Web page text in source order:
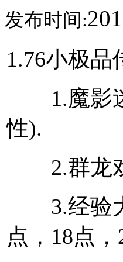
发布时间:
1.76小极
1.魔影迷
性).
2.群龙戏
3.经验大
点，18点